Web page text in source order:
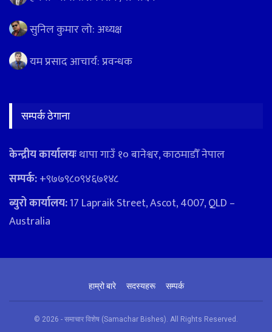
सुनिल कुमार लो: अध्यक्ष
यम प्रसाद आचार्य: प्रवन्धक
सम्पर्क ठेगाना
केन्द्रीय कार्यालयःथापा गाउँ १० बानेश्वर, काठमाडौँ नेपाल
सम्पर्क:+९७७९८०९४६७१४८
ब्युरो कार्यालय:17 Lapraik Street, Ascot, 4007, QLD –
Australia
हाम्रो बारे सदस्यहरू सम्पर्क
© 2026 - समाचार विशेष (Samachar Bishes). All Rights Reserved.